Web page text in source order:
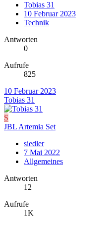
Tobias 31
10 Februar 2023
Technik
Antworten
0
Aufrufe
825
10 Februar 2023
Tobias 31
S
JBL Artemia Set
siedler
7 Mai 2022
Allgemeines
Antworten
12
Aufrufe
1K